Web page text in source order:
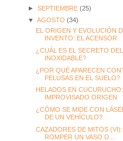
► SEPTIEMBRE (25)
▼ AGOSTO (34)
EL ORIGEN Y EVOLUCIÓN
INVENTO: EL ACENSOR
¿CUÁL ES EL SECRETO
INOXIDABLE?
¿POR QUÉ APARECEN
PELUSAS EN EL SUELO?
HELADOS EN
IMPROVISADO ORIGEN
¿CÓMO SE MIDE CON
DE UN VEHÍCULO?
CAZADORES DE MITOS
ROMPER UN VASO D...